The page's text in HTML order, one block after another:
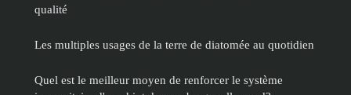
qualité
Les multiples usages de la terre de diatomée au quotidien
Quel est le meilleur moyen de renforcer le système